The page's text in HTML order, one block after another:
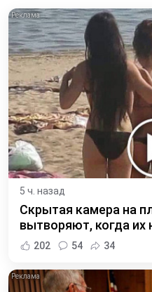
5 ч. назад
Скрытая камера на
вытворяют, когда их
202 54 34